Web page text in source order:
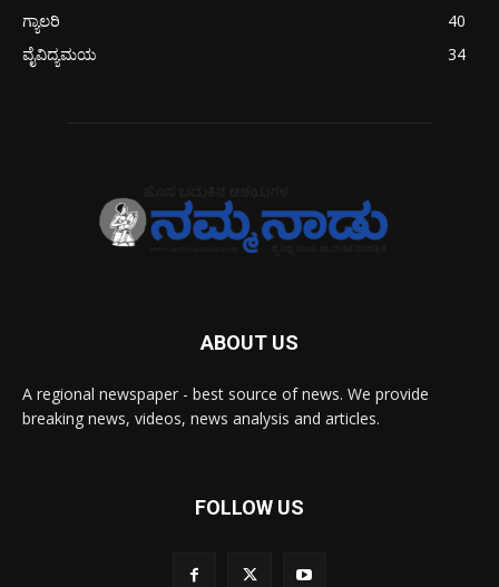
ಗ್ಯಾಲರಿ
40
ವೈವಿದ್ಯಮಯ
34
ABOUT US
A regional newspaper - best source of news. We provide
breaking news, videos, news analysis and articles.
FOLLOW US